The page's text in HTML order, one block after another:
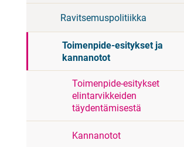
Ravitsemuspolitiikka
Toimenpide-esitykset ja
kannanotot
Toimenpide-esitykset
elintarvikkeiden
täydentämisestä
Kannanotot